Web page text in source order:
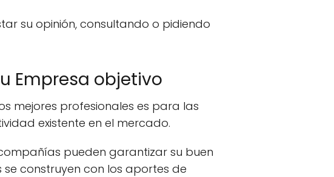
su opinión, consultando o pidiendo
Empresa objetivo
mejores profesionales es para las
existente en el mercado.
pueden garantizar su buen
construyen con los aportes de